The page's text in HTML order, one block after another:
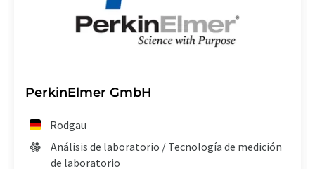
PerkinElmer GmbH
Rodgau
Análisis de laboratorio / Tecnología de medición
de laboratorio